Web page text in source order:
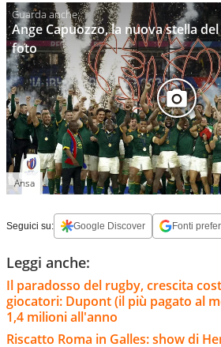
Ange Capuozzo, la nuova stella
foto
Ansa
Seguici su: Google Discover Fonti
Leggi anche:
Il paradosso del rugby, crescita
giocatori: Dupont (il più pagato al
1,4 milioni all'anno
Riscatto Roma in Galles: show di